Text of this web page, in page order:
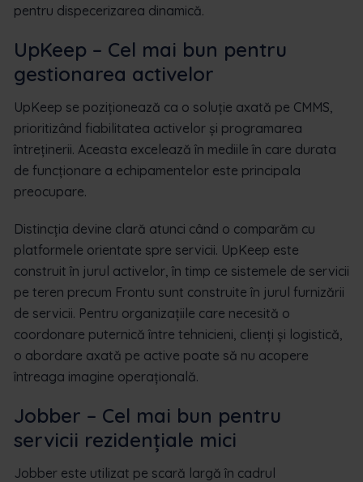
pentru dispecerizarea dinamică.
UpKeep – Cel mai bun pentru
gestionarea activelor
UpKeep se poziționează ca o soluție axată pe CMMS,
prioritizând fiabilitatea activelor și programarea
întreținerii. Aceasta excelează în mediile în care durata
de funcționare a echipamentelor este principala
preocupare.
Distincția devine clară atunci când o comparăm cu
platformele orientate spre servicii. UpKeep este
construit în jurul activelor, în timp ce sistemele de servicii
pe teren precum Frontu sunt construite în jurul furnizării
de servicii. Pentru organizațiile care necesită o
coordonare puternică între tehnicieni, clienți și logistică,
o abordare axată pe active poate să nu acopere
întreaga imagine operațională.
Jobber – Cel mai bun pentru
servicii rezidențiale mici
Jobber este utilizat pe scară largă în cadrul